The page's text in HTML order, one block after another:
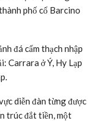
phố cổ Barcino
đá cẩm thạch nhập
Carrara ở Ý, Hy Lạp
diễn đàn từng được
trúc đắt tiền, một